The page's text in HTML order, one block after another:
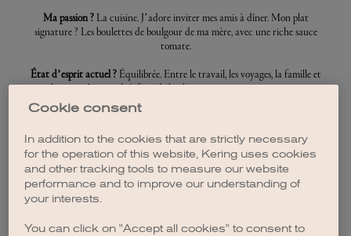
Ma passion ?La cuisine. J’adore inviter mes amis à dîner. Mon plat
signature ? Les boulettes de boulgour de ma mère, avec une riche sauce
tomate.
État d’esprit actuel ?Équilibrée. Entre le travail, les voyages, la famille et
les amis, j’apprends à faire de la place pour tout ce qui compte.
Ma plus grande réussite ?Avoir la liberté de construire la vie que je
souhaite mener.
Nathlie, Gucci
DÉCOUVRIR
Cookie consent
In addition to the cookies that are strictly necessary
for the operation of this website, Kering uses cookies
and other tracking tools to measure our website
performance and to improve our understanding of
your interests.
You can click on "Accept all cookies" to consent to